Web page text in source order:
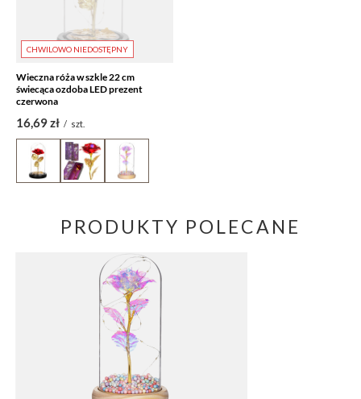
CHWILOWO NIEDOSTĘPNY
Wieczna róża w szkle 22 cm
świecąca ozdoba LED prezent
czerwona
16,69 zł / szt.
PRODUKTY POLECANE